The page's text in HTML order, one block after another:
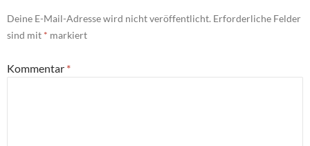
Deine E-Mail-Adresse wird nicht veröffentlicht. Erforderliche Felder
sind mit * markiert
Kommentar *